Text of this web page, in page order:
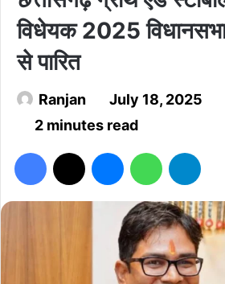
विधेयक 2025 विधानसभा
से पारित
Ranjan July 18, 2025
2 minutes read